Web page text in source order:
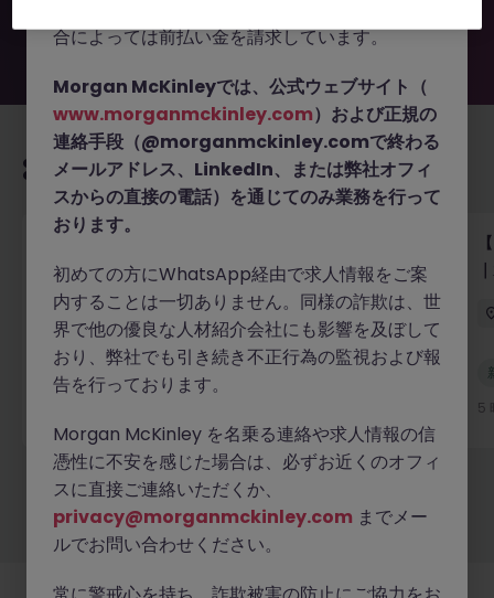
あなたにおすすめの求人
ケター／テクニカルライター（バイリンガル優遇・派
遣）
東京 有期雇用 時給 3000円～3500円
新着
5
もっと見る
採用企業様新着求人最新トピックス当社について 法務クッキーの設定
合によっては前払い金を請求しています。
Morgan McKinleyでは、公式ウェブサイト（
www.morganmckinley.com）および正規の
連絡手段（@morganmckinley.comで終わる
メールアドレス、LinkedIn、または弊社オフィ
スからの直接の電話）を通じてのみ業務を行って
おります。
初めての方にWhatsApp経由で求人情報をご案
内することは一切ありません。同様の詐欺は、世
界で他の優良な人材紹介会社にも影響を及ぼして
おり、弊社でも引き続き不正行為の監視および報
告を行っております。
Morgan McKinley を名乗る連絡や求人情報の信
憑性に不安を感じた場合は、必ずお近くのオフィ
スに直接ご連絡いただくか、
privacy@morganmckinley.com までメー
ルでお問い合わせください。